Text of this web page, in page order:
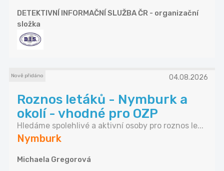
DETEKTIVNÍ INFORMAČNÍ SLUŽBA ČR - organizační
složka
Nově přidáno 04.08.2026
Roznos letáků - Nymburk a
okolí - vhodné pro OZP
Hledáme spolehlivé a aktivní osoby pro roznos le...
Nymburk
Michaela Gregorová